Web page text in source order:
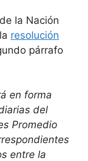
la Nación
resolución
párrafo
en forma
del
Promedio
entre la